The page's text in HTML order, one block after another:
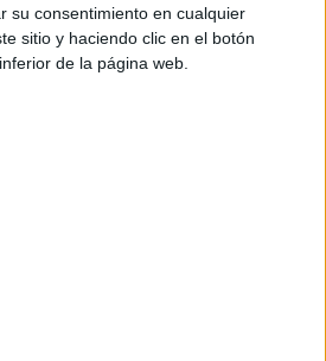
su consentimiento en cualquier
sitio y haciendo clic en el botón
de la página web.